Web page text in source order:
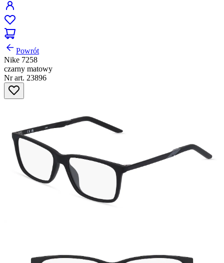
Powrót
Nike 7258
czarny matowy
Nr art. 23896